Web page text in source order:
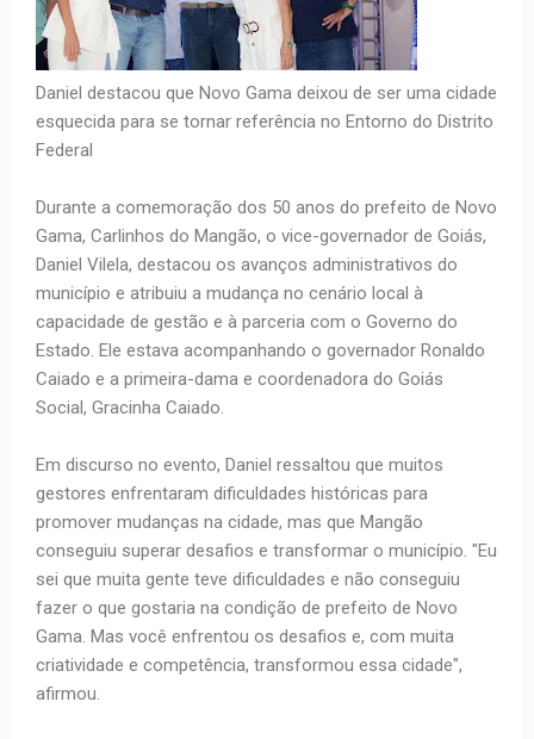
Daniel destacou que Novo Gama deixou de ser uma cidade
esquecida para se tornar referência no Entorno do Distrito
Federal
Durante a comemoração dos 50 anos do prefeito de Novo
Gama, Carlinhos do Mangão, o vice-governador de Goiás,
Daniel Vilela, destacou os avanços administrativos do
município e atribuiu a mudança no cenário local à
capacidade de gestão e à parceria com o Governo do
Estado. Ele estava acompanhando o governador Ronaldo
Caiado e a primeira-dama e coordenadora do Goiás
Social, Gracinha Caiado.
Em discurso no evento, Daniel ressaltou que muitos
gestores enfrentaram dificuldades históricas para
promover mudanças na cidade, mas que Mangão
conseguiu superar desafios e transformar o município. "Eu
sei que muita gente teve dificuldades e não conseguiu
fazer o que gostaria na condição de prefeito de Novo
Gama. Mas você enfrentou os desafios e, com muita
criatividade e competência, transformou essa cidade",
afirmou.